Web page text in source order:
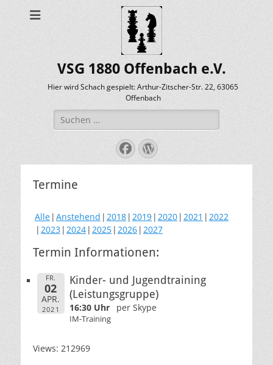
VSG 1880 Offenbach e.V.
Hier wird Schach gespielt: Arthur-Zitscher-Str. 22, 63065
Offenbach
Suche
nach:
Facebook
WordPress
Termine
Alle Anstehend 2018 2019 2020 2021
2022
2023 2024 2025 2026 2027
Termin Informationen:
FR.
02
APR.
2021
Kinder- und Jugendtraining
(Leistungsgruppe)
16:30 Uhr per Skype
IM-Training
Views: 212969